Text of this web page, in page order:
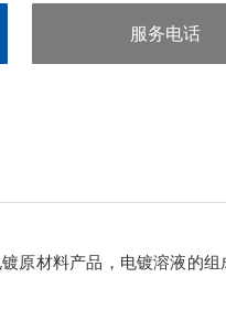
服务电话
原材料产品，电镀溶液的